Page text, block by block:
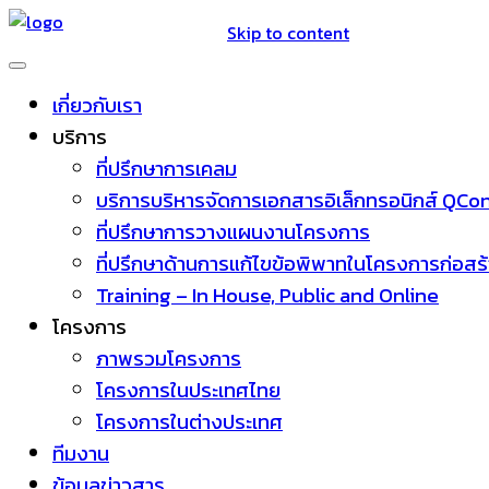
Skip to content
เกี่ยวกับเรา
บริการ
ที่ปรึกษาการเคลม
บริการบริหารจัดการเอกสารอิเล็กทรอนิกส์
ที่ปรึกษาการวางแผนงานโครงการ
ที่ปรึกษาด้านการแก้ไขข้อพิพาทในโครงการก่อส
Training – In House, Public and Online
โครงการ
ภาพรวมโครงการ
โครงการในประเทศไทย
โครงการในต่างประเทศ
ทีมงาน